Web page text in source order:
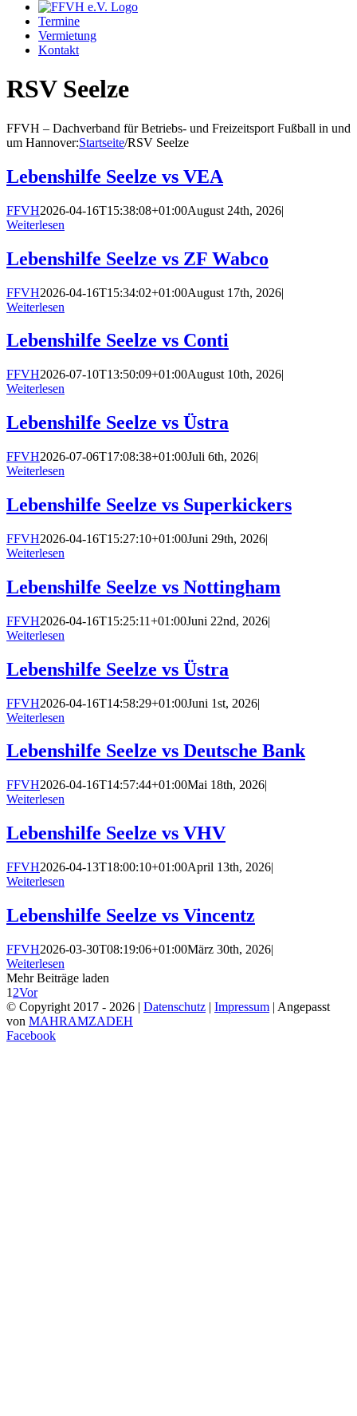
Termine
Vermietung
Kontakt
RSV Seelze
FFVH – Dachverband für Betriebs- und Freizeitsport Fußball in und
um Hannover:Startseite/RSV Seelze
Lebenshilfe Seelze vs VEA
FFVH2026-04-16T15:38:08+01:00August 24th, 2026|
Weiterlesen
Lebenshilfe Seelze vs ZF Wabco
FFVH2026-04-16T15:34:02+01:00August 17th, 2026|
Weiterlesen
Lebenshilfe Seelze vs Conti
FFVH2026-07-10T13:50:09+01:00August 10th, 2026|
Weiterlesen
Lebenshilfe Seelze vs Üstra
FFVH2026-07-06T17:08:38+01:00Juli 6th, 2026|
Weiterlesen
Lebenshilfe Seelze vs Superkickers
FFVH2026-04-16T15:27:10+01:00Juni 29th, 2026|
Weiterlesen
Lebenshilfe Seelze vs Nottingham
FFVH2026-04-16T15:25:11+01:00Juni 22nd, 2026|
Weiterlesen
Lebenshilfe Seelze vs Üstra
FFVH2026-04-16T14:58:29+01:00Juni 1st, 2026|
Weiterlesen
Lebenshilfe Seelze vs Deutsche Bank
FFVH2026-04-16T14:57:44+01:00Mai 18th, 2026|
Weiterlesen
Lebenshilfe Seelze vs VHV
FFVH2026-04-13T18:00:10+01:00April 13th, 2026|
Weiterlesen
Lebenshilfe Seelze vs Vincentz
FFVH2026-03-30T08:19:06+01:00März 30th, 2026|
Weiterlesen
Mehr Beiträge laden
1 2Vor
© Copyright 2017 - 2026 | Datenschutz | Impressum | Angepasst
von MAHRAMZADEH
Facebook